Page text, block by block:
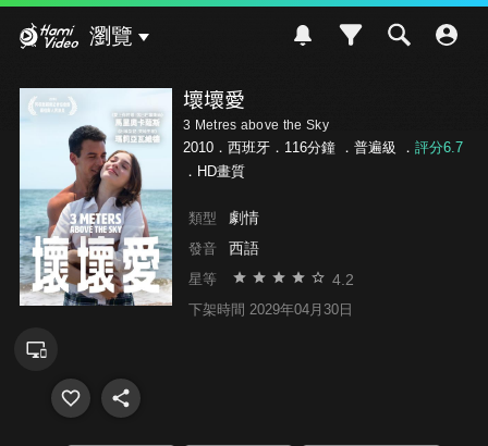
瀏覽
壞壞愛
3 Metres above the Sky
2010．西班牙．116分鐘 ． 普遍級 ． 評分6.7
．HD畫質
類型 劇情
發音 西語
星等 4.2
下架時間 2029年04月30日